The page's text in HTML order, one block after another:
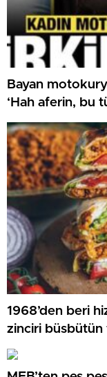
Bayan
‘Hah aferin, bu
1968’den beri
zinciri büsbütün